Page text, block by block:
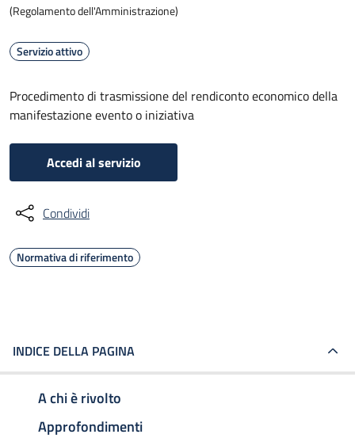
(Regolamento dell'Amministrazione)
Servizio attivo
Procedimento di trasmissione del rendiconto economico della
manifestazione evento o iniziativa
Accedi al servizio
Condividi
Normativa di riferimento
INDICE DELLA PAGINA
A chi è rivolto
Approfondimenti